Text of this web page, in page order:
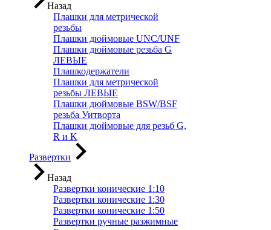
Назад
Плашки для метрической
резьбы
Плашки дюймовые UNC/UNF
Плашки дюймовые резьба G
ЛЕВЫЕ
Плашкодержатели
Плашки для метрической
резьбы ЛЕВЫЕ
Плашки дюймовые BSW/BSF
резьба Уитворта
Плашки дюймовые для резьб G,
R и K
Развертки
Назад
Развертки конические 1:10
Развертки конические 1:30
Развертки конические 1:50
Развертки ручные разжимные